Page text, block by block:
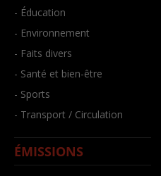
- Éducation
- Environnement
- Faits divers
- Santé et bien-être
- Sports
- Transport / Circulation
ÉMISSIONS